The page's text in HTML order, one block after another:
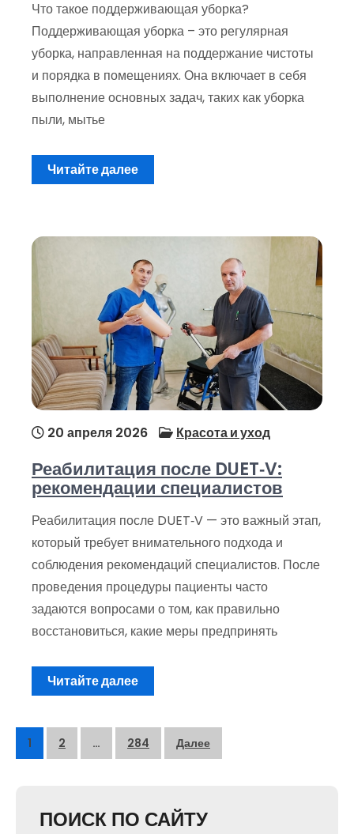
Что такое поддерживающая уборка?
Поддерживающая уборка – это регулярная
уборка, направленная на поддержание чистоты
и порядка в помещениях. Она включает в себя
выполнение основных задач, таких как уборка
пыли, мытье
Читайте далее
20 апреля 2026 Красота и уход
Реабилитация после DUET‑V:
рекомендации специалистов
Реабилитация после DUET‑V — это важный этап,
который требует внимательного подхода и
соблюдения рекомендаций специалистов. После
проведения процедуры пациенты часто
задаются вопросами о том, как правильно
восстановиться, какие меры предпринять
Читайте далее
Пагинация
1 2 … 284 Далее
ПОИСК ПО САЙТУ